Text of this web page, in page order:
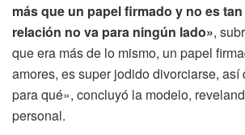
más que un papel firmado y no es
relación no va para ningún lado»,
que era más de lo mismo, un papel
amores, es super jodido divorciarse, así
para qué», concluyó la modelo,
personal.